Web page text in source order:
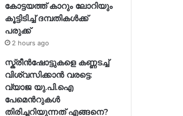
കോട്ടയത്ത് കാറും ലോറിയും
കൂട്ടിടിച്ച് ദമ്പതികള്‍ക്ക്
പരുക്ക്
2 hours ago
സ്ക്രീൻഷോട്ടുകളെ കണ്ണടച്ച്
വിശ്വസിക്കാൻ വരട്ടെ:
വ്യാജ യു.പി.ഐ
പേമെന്‍റുകൾ
തിരിച്ചറിയുന്നത് എങ്ങനെ?